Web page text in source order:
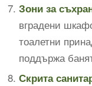
Зони за
вградени
тоалетни
поддържа
Скрита